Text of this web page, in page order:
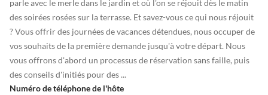
parle avec le merle dans le jardin et où l'on se réjouit dès le matin
des soirées rosées sur la terrasse. Et savez-vous ce qui nous réjouit
? Vous offrir des journées de vacances détendues, nous occuper de
vos souhaits de la première demande jusqu'à votre départ. Nous
vous offrons d'abord un processus de réservation sans faille, puis
des conseils d'initiés pour des ...
Numéro de téléphone de l'hôte